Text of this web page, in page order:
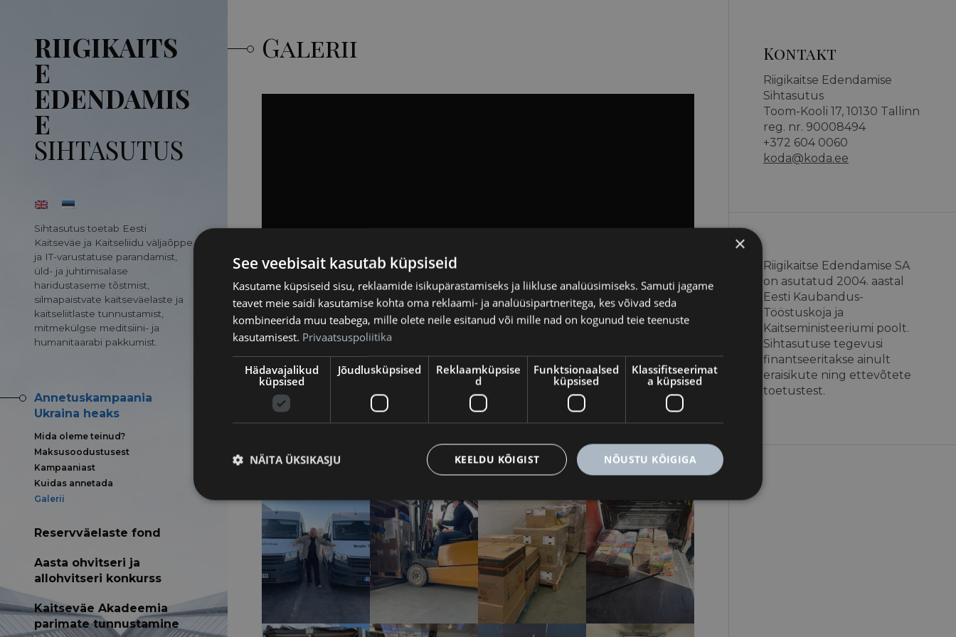
RIIGIKAITS
E
EDENDAMIS
E
SIHTASUTUS
Sihtasutus toetab Eesti
Kaitseväe ja Kaitseliidu väljaõppe
ja IT-varustatuse parandamist,
üld- ja juhtimisalase
haridustaseme tõstmist,
silmapaistvate kaitseväelaste ja
kaitseliitlaste tunnustamist,
mitmekülgse meditsiini- ja
humanitaarabi pakkumist.
Annetuskampaania
Ukraina heaks
Mida oleme teinud?
Maksusoodustusest
Kampaaniast
Kuidas annetada
Galerii
Reservväelaste fond
Aasta ohvitseri ja
allohvitseri konkurss
Kaitseväe Akadeemia
parimate tunnustamine
Galerii
Vaata kõiki tänuvideoid
meieyoutube kanalil
Kontakt
Riigikaitse Edendamise
Sihtasutus
Toom-Kooli 17, 10130 Tallinn
reg. nr. 90008494
+372 604 0060
koda@koda.ee
Riigikaitse Edendamise SA
on asutatud 2004. aastal
Eesti Kaubandus-
Tööstuskoja ja
Kaitseministeeriumi poolt.
Sihtasutuse tegevusi
finantseeritakse ainult
eraisikute ning ettevõtete
toetustest.
×
See veebisait kasutab küpsiseid
Kasutame küpsiseid sisu, reklaamide isikupärastamiseks ja liikluse analüüsimiseks. Samuti jagame
teavet meie saidi kasutamise kohta oma reklaami- ja analüüsipartneritega, kes võivad seda
kombineerida muu teabega, mille olete neile esitanud või mille nad on kogunud teie teenuste
kasutamisest. Privaatsuspoliitika
Hädavajalikud
küpsised
Jõudlusküpsised
Reklaamküpsise
d
Funktsionaalsed
küpsised
Klassifitseerimat
a küpsised
NÕUSTU KÕIGIGA
KEELDU KÕIGIST
NÄITA ÜKSIKASJU